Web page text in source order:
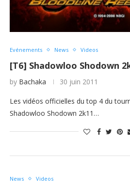
Evénements News Videos
[T6] Shadowloo Shodown
by Bachaka 30 juin 2011
Les vidéos officielles du top 4 du
Shadowloo Shodown 2k11…
News Videos